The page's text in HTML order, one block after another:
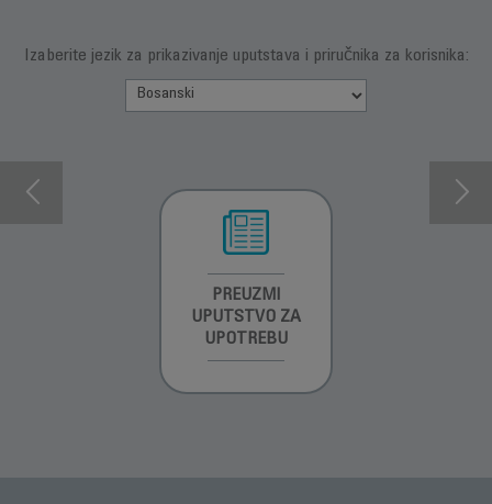
Izaberite jezik za prikazivanje uputstava i priručnika za korisnika:
PREUZMI
UPUTSTVO ZA
UPOTREBU